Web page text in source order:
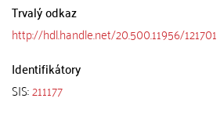
Trvalý odkaz
http://hdl.handle.net/20.500.11956/121701
Identifikátory
SIS:211177